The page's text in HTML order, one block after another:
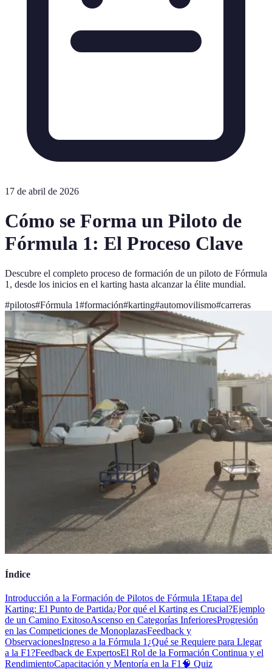
17 de abril de 2026
Cómo se Forma un Piloto de
Fórmula 1: El Proceso Clave
Descubre el completo proceso de formación de un piloto de Fórmula
1, desde los inicios en el karting hasta alcanzar la élite mundial.
#pilotos#Fórmula 1#formación#karting#automovilismo#carreras
Índice
Introducción a la Formación de Pilotos de Fórmula 1Etapa del
Karting: El Punto de Partida¿Por qué el Karting es Crucial?Ejemplo
de un Camino ExitosoAscenso en Categorías InferioresProgresión
en las Competiciones de MonoplazasFeedback y
ObservacionesIngreso a la Fórmula 1¿Qué se Requiere para Llegar
a la F1?Feedback de ExpertosEl Rol de la Formación Continua y el
RendimientoCapacitación y Mentoría en la F1🧠 Quiz